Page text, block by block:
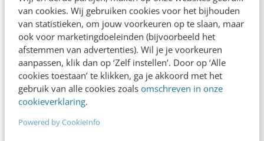
van cookies. Wij gebruiken cookies voor het bijhouden
van statistieken, om jouw voorkeuren op te slaan, maar
ook voor marketingdoeleinden (bijvoorbeeld het
afstemmen van advertenties). Wil je je voorkeuren
aanpassen, klik dan op ‘Zelf instellen’. Door op ‘Alle
cookies toestaan’ te klikken, ga je akkoord met het
gebruik van alle cookies zoals omschreven in onze
cookieverklaring.
Powered by CookieInfo
CONTENT & COMMUNICATIE
24 december 2024
1 2 3 … 67 chevron_right
Contact Redactie